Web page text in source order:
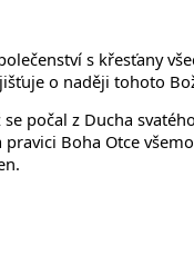
s křesťany
o naději tohoto
počal z Ducha
Boha Otce